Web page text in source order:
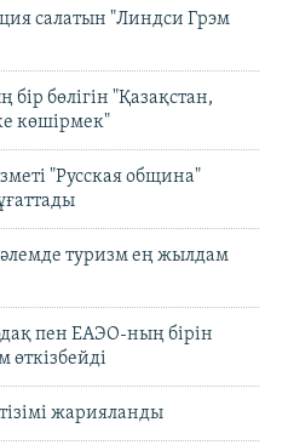
салатын "Линдси Грэм
бөлігін "Қазақстан,
көшірмек"
"Русская община"
туризм ең жылдам
пен ЕАЭО-ның бірін
жарияланды